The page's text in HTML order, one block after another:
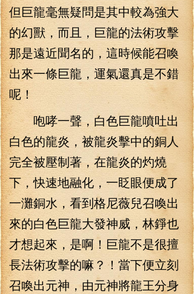
但巨龍毫無疑問是其中較為強大
的幻獸，而且，巨龍的法術攻擊
那是遠近聞名的，這時候能召喚
出來一條巨龍，運氣還真是不錯
呢！
咆哮一聲，白色巨龍噴吐出
白色的龍炎，被龍炎擊中的銅人
完全被壓制著，在龍炎的灼燒
下，快速地融化，一眨眼便成了
一灘銅水，看到格尼薇兒召喚出
來的白色巨龍大發神威，林錚也
才想起來，是啊！巨龍不是很擅
長法術攻擊的嘛？！當下便立刻
召喚出元神，由元神將龍王分身